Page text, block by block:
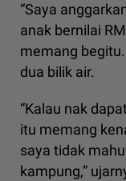
“Saya
anak bernilai
memang
dua bilik air.
“Kalau nak
itu memang
saya tidak
kampung,”